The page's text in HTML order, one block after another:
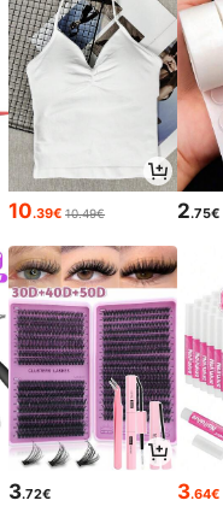
10.39€ 10.49€ 2.75€
3.72€ 3.64€